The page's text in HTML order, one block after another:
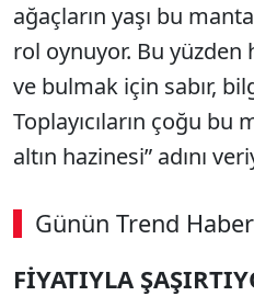
ağaçların yaşı bu
rol oynuyor. Bu
ve bulmak için sabır,
Toplayıcıların çoğu bu
altın hazinesi” adını
Günün Trend
FİYATIYLA